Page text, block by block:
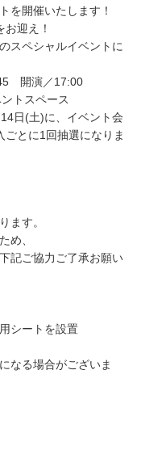
を開催いたします！
迎え！
スペシャルイベントに
開演／17:00
トスペース
日(土)に、イベント会
とに1回抽選になりま
ます。
め、
記ご協力ご了承お願い
シートを設置
なる場合がございま